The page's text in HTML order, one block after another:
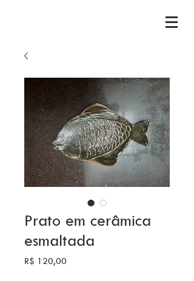
Prato em cerâmica
esmaltada
R$ 120,00Preço